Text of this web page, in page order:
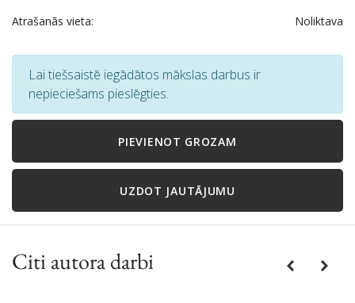
Atrašanās vieta: Noliktava
Lai tiešsaistē iegādātos mākslas darbus ir
nepieciešams pieslēgties.
PIEVIENOT GROZAM
UZDOT JAUTĀJUMU
Citi autora darbi PreviousNext